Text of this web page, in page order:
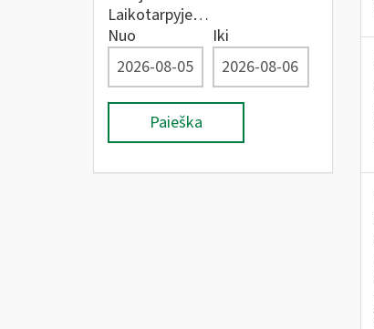
Laikotarpyje…
Nuo
Iki
Paieška